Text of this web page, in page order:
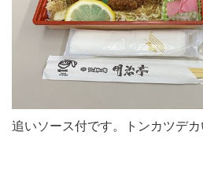
追いソース付です。トンカツデカ